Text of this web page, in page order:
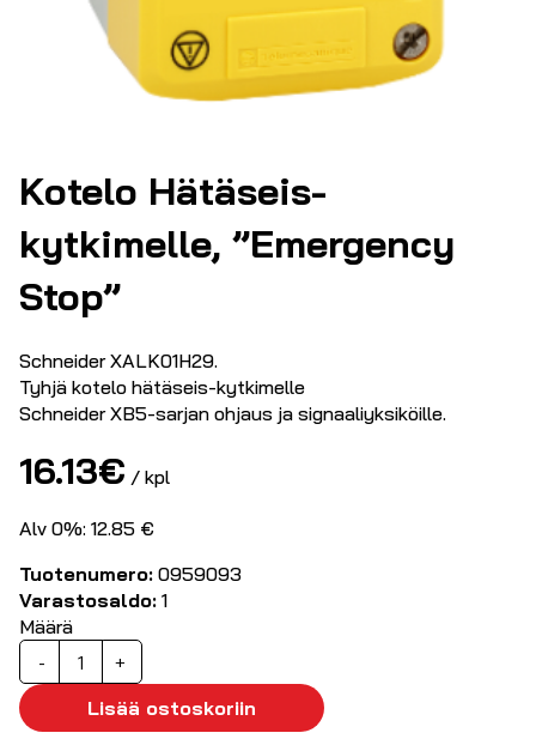
Kotelo Hätäseis-
kytkimelle, ”Emergency
Stop”
Schneider XALK01H29.
Tyhjä kotelo hätäseis-kytkimelle
Schneider XB5-sarjan ohjaus ja signaaliyksiköille.
16.13€ / kpl
Alv 0%: 12.85 €
Tuotenumero: 0959093
Varastosaldo: 1
Määrä
-
Kotelo
Hätäseis-
kytkimelle,
"Emergency
+
Lisää ostoskoriin